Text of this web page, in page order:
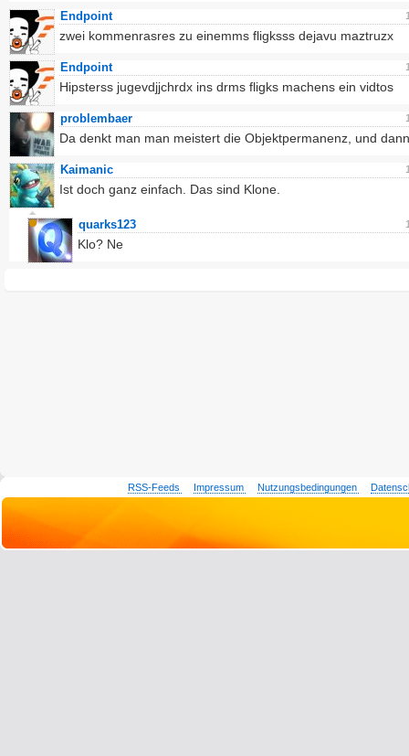
Endpoint
zwei kommenrasres zu einemms fligksss dejavu maztruzx
Endpoint
Hipsterss jugevdjjchrdx ins drms fligks machens ein vidtos
problembaer
Da denkt man man meistert die Objektpermanenz, und
Kaimanic
Ist doch ganz einfach. Das sind Klone.
quarks123
Klo? Ne
RSS-Feeds Impressum Nutzungsbedingungen